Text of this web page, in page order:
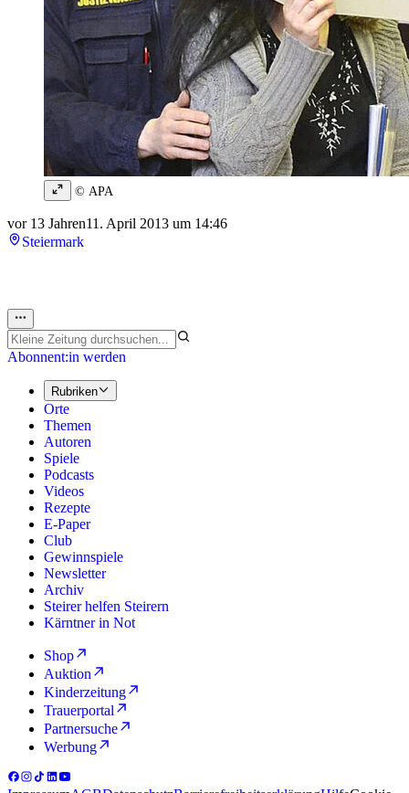
© APA
vor 13 Jahren11. April 2013 um 14:46
Steiermark
Abonnent:in werden
Rubriken
Orte
Themen
Autoren
Spiele
Podcasts
Videos
Rezepte
E-Paper
Club
Gewinnspiele
Newsletter
Archiv
Steirer helfen Steirern
Kärntner in Not
Shop
Auktion
Kinderzeitung
Trauerportal
Partnersuche
Werbung